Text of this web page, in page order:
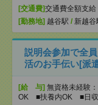
[交通費]交通費全額支給
[勤務地] 越谷駅 / 新越谷
説明会参加で全
活のお手伝い[派
[給 与] 無資格未経験
OK ■扶養内OK ■日収